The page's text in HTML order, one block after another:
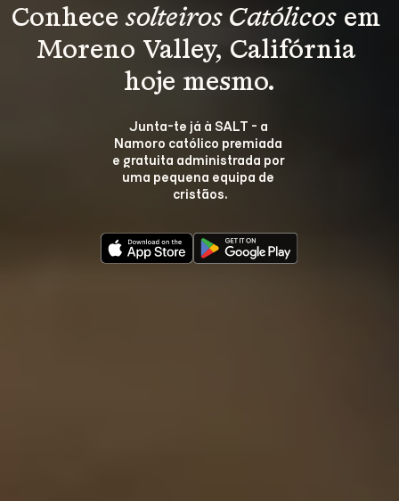
Conhece solteiros Católicos em
Moreno Valley, Califórnia
hoje mesmo.
Junta-te já à SALT - a
Namoro católico premiada
e gratuita administrada por
uma pequena equipa de
cristãos.